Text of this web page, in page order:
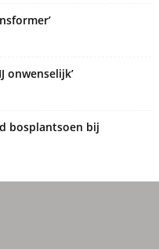
onwenselijk’
bosplantsoen bij